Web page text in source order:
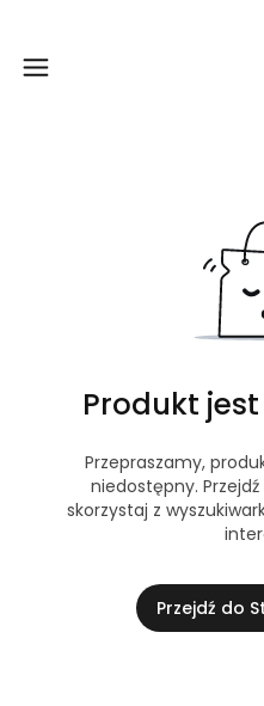
Produkt
Przepraszamy,
niedostępny.
skorzystaj z
Przejdź do